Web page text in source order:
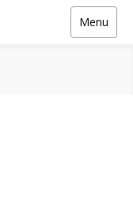
Menu